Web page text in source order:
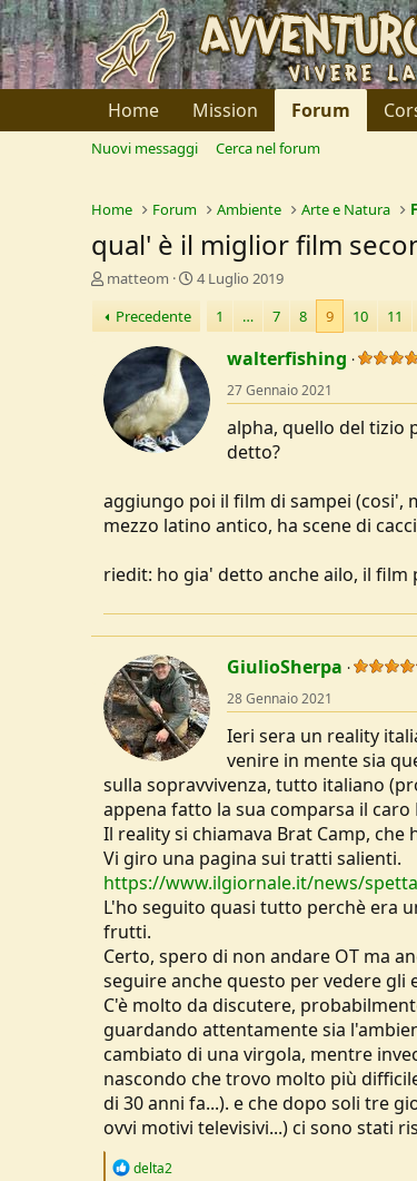
Home Mission Forum
Nuovi messaggi Cerca nel forum
Home Forum Ambiente Arte e Natura
qual' è il miglior film
C
e
a
o
e
D
c
u
s
i
n
e
matteom
D
a
n
i
o
4 Luglio 2019
Precedente
1 … 7 8 9 10 11
walterfishing
27 Gennaio 2021
alpha, quello del tizio
detto?
aggiungo poi il film di sampei (cosi',
mezzo latino antico, ha scene di
riedit: ho gia' detto anche ailo, il film
GiulioSherpa
28 Gennaio 2021
Ieri sera un reality
venire in mente sia
sulla sopravvivenza, tutto italiano
appena fatto la sua comparsa il
Il reality si chiamava Brat Camp,
Vi giro una pagina sui tratti salienti.
https://www.ilgiornale.it/news/
L'ho seguito quasi tutto perchè era
frutti.
Certo, spero di non andare OT ma
seguire anche questo per vedere
C'è molto da discutere,
guardando attentamente sia
cambiato di una virgola, mentre
nascondo che trovo molto più
di 30 anni fa...). e che dopo soli tre
ovvi motivi televisivi...) ci sono stati
R
delta2